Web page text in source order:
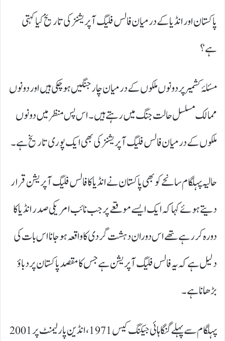
پاکستان اور انڈیا کے درمیان فالس فلیگ آپریشنز کی تاریخ کیا کہتی
ہے؟
مسئلۂ کشمیر پر دونوں ملکوں کے درمیان چار جنگیں ہو چکی ہیں اور دونوں
ممالک مسلسل حالت جنگ میں رہتے ہیں۔ اس پس منظر میں دونوں
ملکوں کے درمیان فالس فلیگ آپریشنز کی بھی ایک پوری تاریخ ہے۔
حالیہ پہلگام سانحے کو بھی پاکستان نے انڈیا کا فالس فلیگ آپریشن قرار
دیتے ہوئے کہا کہ ایک ایسے موقعے پر جب نائب امریکی صدر انڈیا کا
دورہ کر رہے تھے اس دوران دہشت گردی کا واقعہ ہو جانا اس بات کی
دلیل ہے کہ یہ فالس فلیگ آپریشن ہے جس کا مقصد پاکستان پر دباؤ
بڑھانا ہے۔
پہلگام سے پہلے گنگا ہائی جیکنگ کیس 1971، انڈین پارلیمنٹ پر 2001